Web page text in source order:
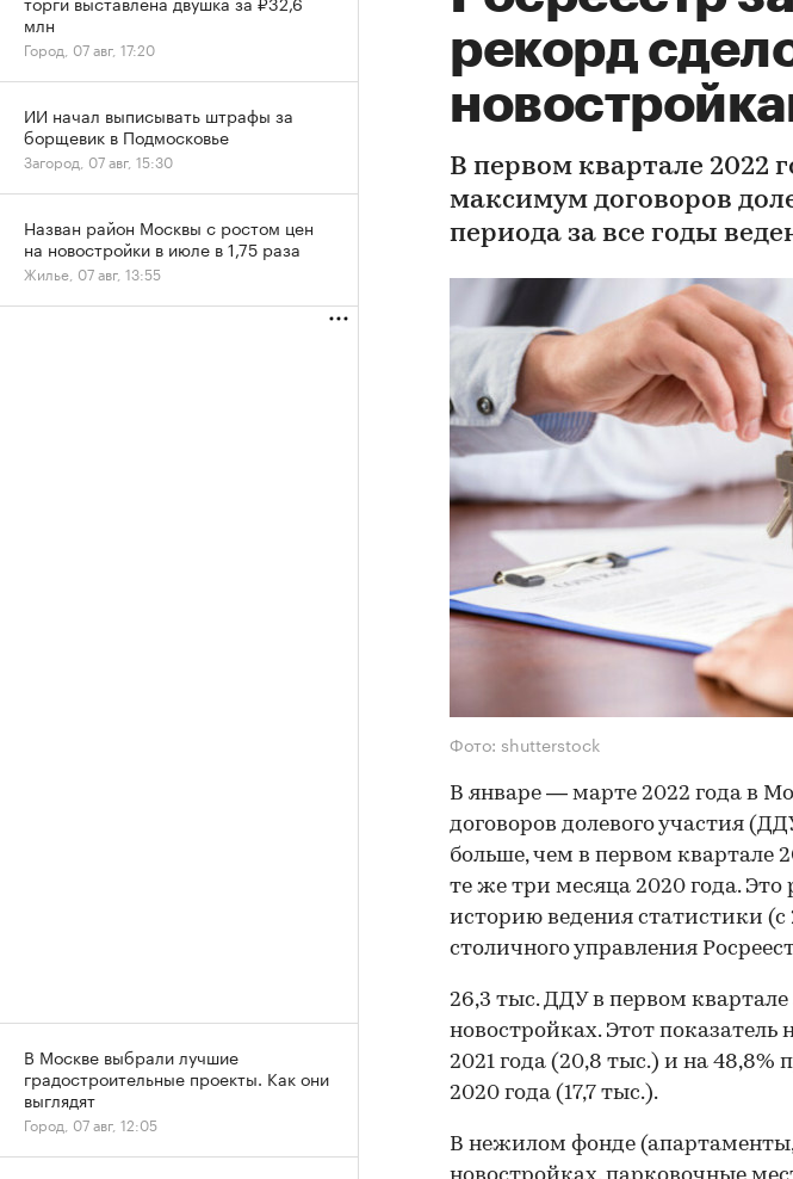
рекорд
В первом квартале 2022
максимум договоров
периода за все годы
Фото: shutterstock
В январе — марте 2022 года в
договоров долевого участия
больше, чем в первом квартале
те же три месяца 2020 года.
историю ведения статистики (с
столичного управления
26,3 тыс. ДДУ в первом
новостройках. Этот
2021 года (20,8 тыс.) и на
2020 года (17,7 тыс.).
В нежилом фонде
млн
Город, 07 авг, 17:20
ИИ начал выписывать штрафы за
борщевик в Подмосковье
Загород, 07 авг, 15:30
Назван район Москвы с ростом цен
на новостройки в июле в 1,75 раза
Жилье, 07 авг, 13:55
В Москве выбрали лучшие
градостроительные проекты. Как они
выглядят
Город, 07 авг, 12:05